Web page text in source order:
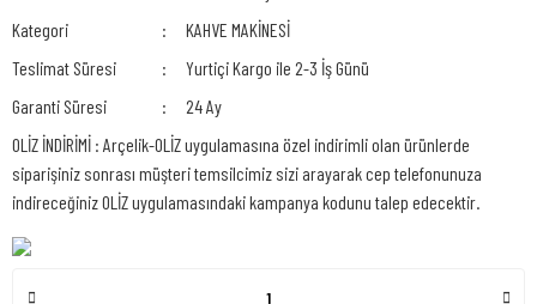
Kategori
KAHVE MAKİNESİ
Teslimat Süresi
Yurtiçi Kargo ile 2-3 İş Günü
Garanti Süresi
24 Ay
OLİZ İNDİRİMİ : Arçelik-OLİZ uygulamasına özel indirimli olan ürünlerde
siparişiniz sonrası müşteri temsilcimiz sizi arayarak cep telefonunuza
indireceğiniz OLİZ uygulamasındaki kampanya kodunu talep edecektir.